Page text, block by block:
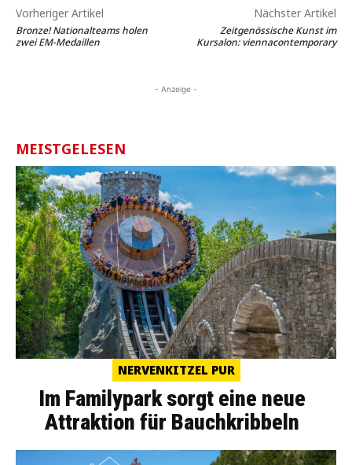
Vorheriger Artikel
Bronze! Nationalteams holen
zwei EM-Medaillen
Nächster Artikel
Zeitgenössische Kunst im
Kursalon: viennacontemporary
- Anzeige -
MEISTGELESEN
NERVENKITZEL PUR
Im Familypark sorgt eine neue
Attraktion für Bauchkribbeln